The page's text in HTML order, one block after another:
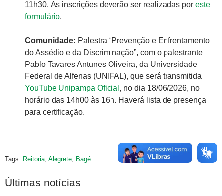
11h30. As inscrições deverão ser realizadas por este
formulário.
Comunidade: Palestra “Prevenção e Enfrentamento
do Assédio e da Discriminação”, com o palestrante
Pablo Tavares Antunes Oliveira, da Universidade
Federal de Alfenas (UNIFAL), que será transmitida
YouTube Unipampa Oficial , no dia 18/06/2026, no
horário das 14h00 às 16h. Haverá lista de presença
para certificação.
Tags: Reitoria, Alegrete, Bagé
Últimas notícias